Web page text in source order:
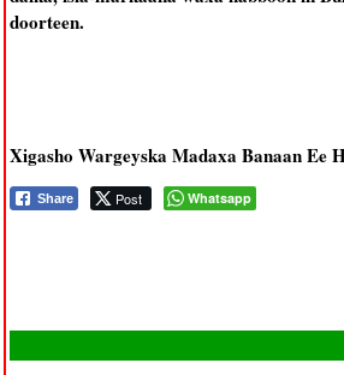
doorteen.
Xigasho Wargeyska Madaxa Banaan Ee
Share Post Whatsapp